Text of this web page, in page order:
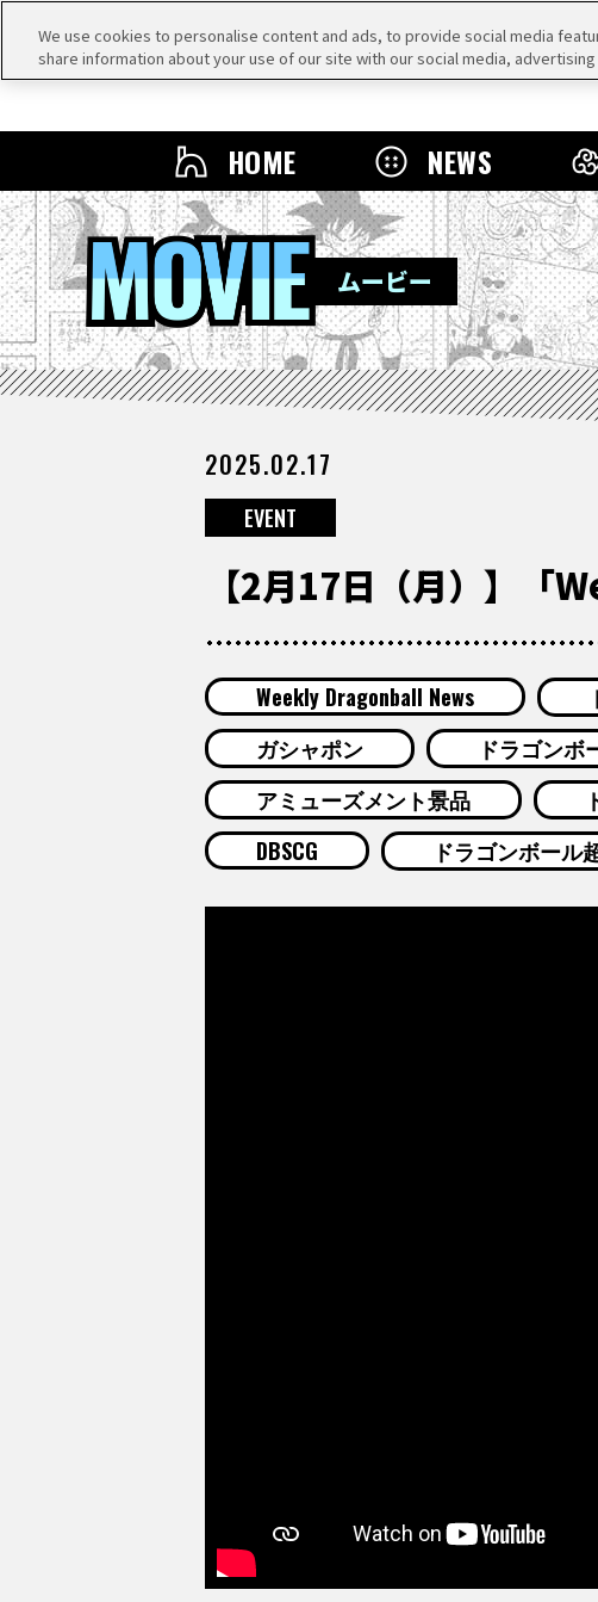
HOME NEWS
MOVIE
ムービー
2025.02.17
EVENT
【2月17日（月）】
Weekly Dragonball News
ガシャポン
ドラゴンボ
アミューズメント景品
DBSCG
ドラゴンボール
We use cookies to personalise content and ads, to provide social media
share information about your use of our site with our social media,